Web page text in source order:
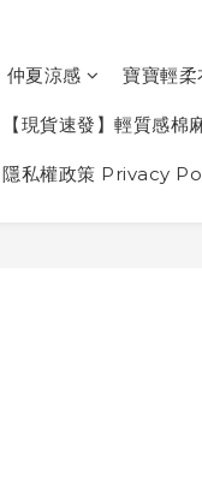
夏涼感 寶寶輕柔
【現貨速發】輕質感棉
隱私權政策 Privacy